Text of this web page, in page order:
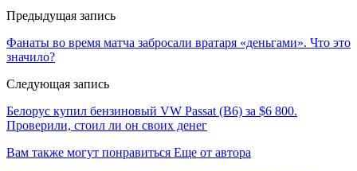
Предыдущая запись
Фанаты во время матча забросали вратаря «деньгами». Что это
значило?
Следующая запись
Белорус купил бензиновый VW Passat (B6) за $6 800.
Проверили, стоил ли он своих денег
Вам также могут понравиться Еще от автора